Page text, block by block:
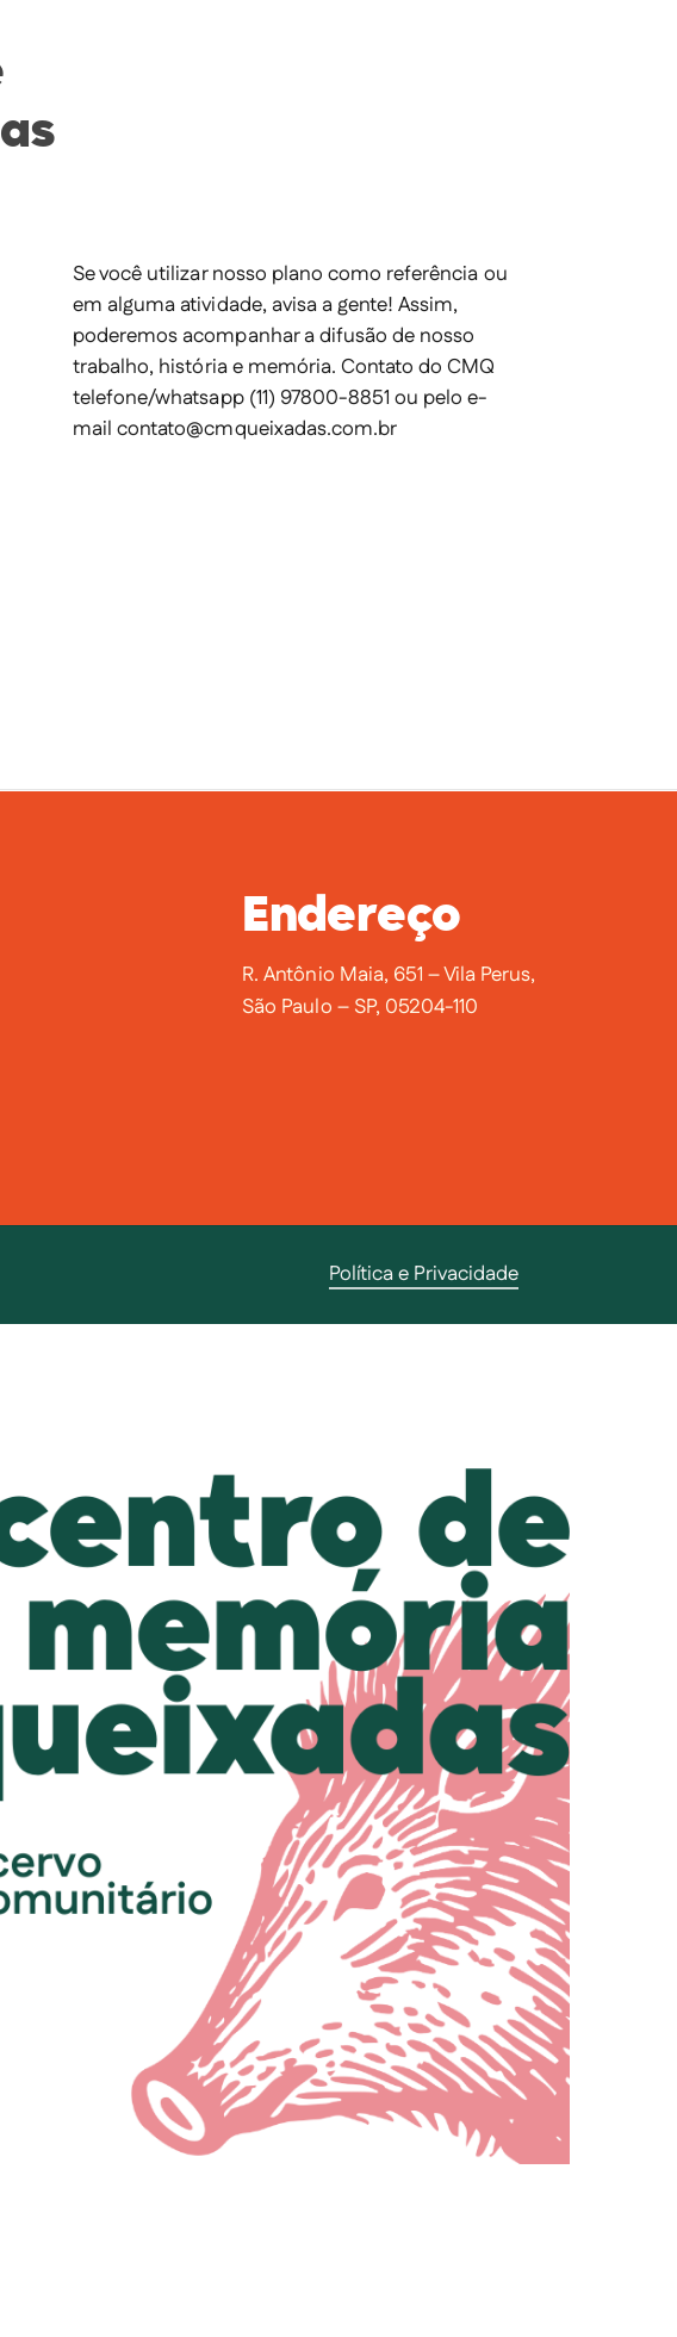
Se você utilizar nosso plano como referência ou
em alguma atividade, avisa a gente! Assim,
poderemos acompanhar a difusão de nosso
trabalho, história e memória. Contato doCMQ
telefone/whatsapp (11) 97800-8851 ou pelo e-
mailcontato@cmqueixadas.com.br
Endereço
R. Antônio Maia, 651 – Vila Perus,
São Paulo – SP, 05204-110
Política e Privacidade